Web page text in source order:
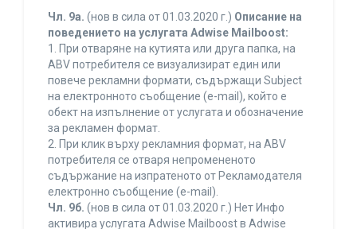
Чл. 9а. (нов в сила от 01.03.2020 г.) Описание на
поведението на услугата Adwise Mailboost:
1. При отваряне на кутията или друга папка, на
ABV потребителя се визуализират един или
повече рекламни формати, съдържащи Subject
на електронното съобщение (e-mail), който е
обект на изпълнение от услугата и обозначение
за рекламен формат.
2. При клик върху рекламния формат, на ABV
потребителя се отваря непромененото
съдържание на изпратеното от Рекламодателя
електронно съобщение (e-mail).
Чл. 9б. (нов в сила от 01.03.2020 г.) Нет Инфо
активира услугата Adwise Mailboost в Adwise